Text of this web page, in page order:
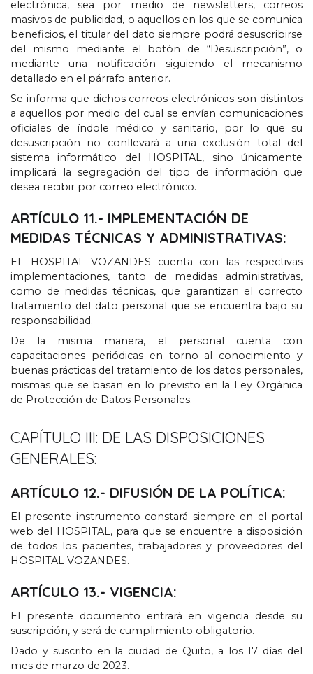
electrónica,sea por medio de newsletters, correos
masivos de publicidad, o aquellos en los que se comunica
beneficios, el titular del dato siempre podrá desuscribirse
del mismo mediante el botón de “Desuscripción”, o
mediante una notificación siguiendo el mecanismo
detallado en el párrafo anterior.
Se informa que dichos correos electrónicos son distintos
a aquellos por medio del cual se envían comunicaciones
oficiales de índole médico y sanitario, por lo que su
desuscripción no conllevará a una exclusión total del
sistema informático del HOSPITAL, sino únicamente
implicará la segregación del tipo de información que
desea recibir por correo electrónico.
ARTÍCULO 11.- IMPLEMENTACIÓN DE
MEDIDAS TÉCNICAS Y ADMINISTRATIVAS:
EL HOSPITAL VOZANDES cuenta con las respectivas
implementaciones, tanto de medidas administrativas,
como de medidas técnicas, que garantizan el correcto
tratamiento del dato personal que se encuentra bajo su
responsabilidad.
De la misma manera, el personal cuenta con
capacitaciones periódicas en torno al conocimiento y
buenas prácticas del tratamiento de los datos personales,
mismas que se basan en lo previsto en la Ley Orgánica
de Protección de Datos Personales.
CAPÍTULO III: DE LAS DISPOSICIONES
GENERALES:
ARTÍCULO 12.- DIFUSIÓN DE LA POLÍTICA:
El presente instrumento constará siempre en el portal
web del HOSPITAL, para que se encuentre a disposición
de todos los pacientes, trabajadores y proveedores del
HOSPITAL VOZANDES.
ARTÍCULO 13.- VIGENCIA:
El presente documento entrará en vigencia desde su
suscripción, y será de cumplimiento obligatorio.
Dado y suscrito en la ciudad de Quito, a los17 días del
mes de marzo de 2023.